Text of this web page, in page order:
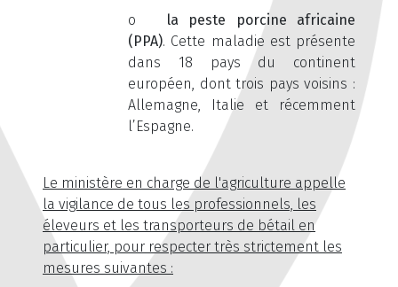
o la peste porcine africaine
(PPA). Cette maladie est présente
dans 18 pays du continent
européen, dont trois pays voisins :
Allemagne, Italie et récemment
l’Espagne.
Le ministère en charge de l'agriculture appelle
la vigilance de tous les professionnels, les
éleveurs et les transporteurs de bétail en
particulier, pour respecter très strictement les
mesures suivantes :